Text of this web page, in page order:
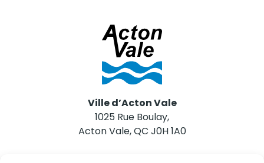
Ville d’Acton Vale
1025 Rue Boulay,
Acton Vale, QC J0H 1A0